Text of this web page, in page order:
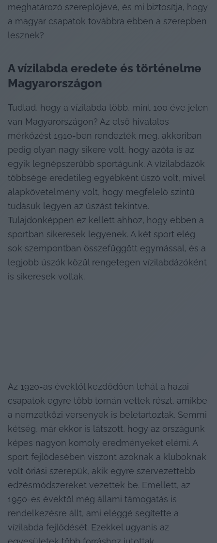
meghatározó szereplőjévé, és mi biztosítja, hogy
a magyar csapatok továbbra ebben a szerepben
lesznek?
A vízilabda eredete és történelme
Magyarországon
Tudtad, hogy a vízilabda több, mint 100 éve jelen
van Magyarországon? Az első hivatalos
mérkőzést 1910-ben rendezték meg, akkoriban
pedig olyan nagy sikere volt, hogy azóta is az
egyik legnépszerűbb sportágunk. A vízilabdázók
többsége eredetileg egyébként úszó volt, mivel
alapkövetelmény volt, hogy megfelelő szintű
tudásuk legyen az úszást tekintve.
Tulajdonképpen ez kellett ahhoz, hogy ebben a
sportban sikeresek legyenek. A két sport elég
sok szempontban összefüggött egymással, és a
legjobb úszók közül rengetegen vízilabdázóként
is sikeresek voltak.
Az 1920-as évektől kezdődően tehát a hazai
csapatok egyre több tornán vettek részt, amikbe
a nemzetközi versenyek is beletartoztak. Semmi
kétség, már ekkor is látszott, hogy az országunk
képes nagyon komoly eredményeket elérni. A
sport fejlődésében viszont azoknak a kluboknak
volt óriási szerepük, akik egyre szervezettebb
edzésmódszereket vezettek be. Emellett, az
1950-es évektől még állami támogatás is
rendelkezésre állt, ami eléggé segítette a
vízilabda fejlődését. Ezekkel ugyanis az